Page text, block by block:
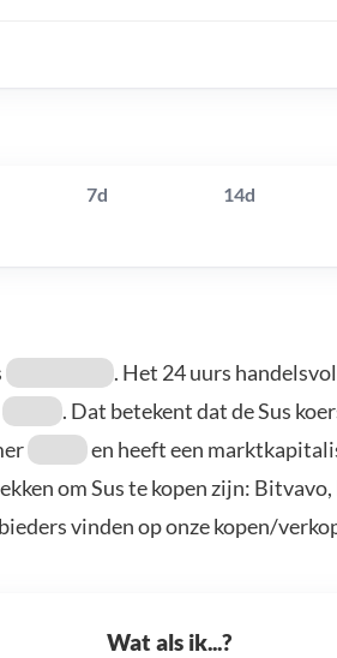
7d 14d
. Het 24 uurs
. Dat betekent dat de Sus
en heeft een
om Sus te kopen zijn:
vinden op onze kopen/
Wat als ik...?